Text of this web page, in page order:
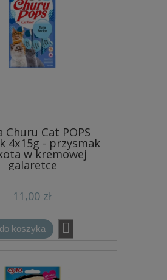
Churu Cat POPS
4x15g - przysmak
w kremowej
galaretce
11,00 zł
do koszyka